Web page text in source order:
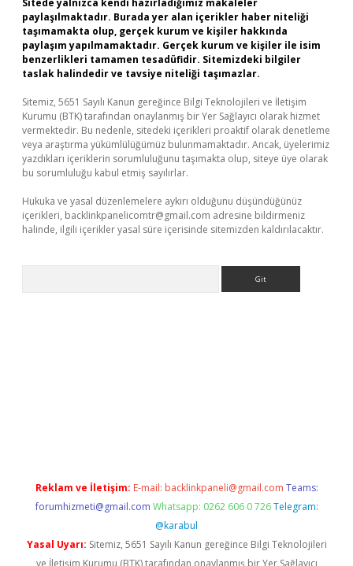
Sitede yalnızca kendi hazırladığımız makaleler
paylaşılmaktadır. Burada yer alan içerikler haber niteliği
taşımamakta olup, gerçek kurum ve kişiler hakkında
paylaşım yapılmamaktadır. Gerçek kurum ve kişiler ile isim
benzerlikleri tamamen tesadüfidir. Sitemizdeki bilgiler
taslak halindedir ve tavsiye niteliği taşımazlar.
Sitemiz, 5651 Sayılı Kanun gereğince Bilgi Teknolojileri ve İletişim
Kurumu (BTK) tarafından onaylanmış bir Yer Sağlayıcı olarak hizmet
vermektedir. Bu nedenle, sitedeki içerikleri proaktif olarak denetleme
veya araştırma yükümlülüğümüz bulunmamaktadır. Ancak, üyelerimiz
yazdıkları içeriklerin sorumluluğunu taşımakta olup, siteye üye olarak
bu sorumluluğu kabul etmiş sayılırlar.
Hukuka ve yasal düzenlemelere aykırı olduğunu düşündüğünüz
içerikleri, backlinkpanelicomtr@gmail.com adresine bildirmeniz
halinde, ilgili içerikler yasal süre içerisinde sitemizden kaldırılacaktır.
Reklam ve İletişim: E-mail: backlinkpaneli@gmail.com Teams:
forumhizmeti@gmail.com Whatsapp: 0262 606 0 726 Telegram:
@karabul
Yasal Uyarı: Sitemiz, 5651 Sayılı Kanun gereğince Bilgi Teknolojileri
ve İletişim Kurumu (BTK) tarafından onaylanmış bir Yer Sağlayıcı